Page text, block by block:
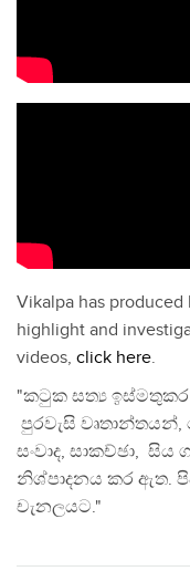
Vikalpa has
highlight and
videos, click here.
"කටුක සත්‍ය ඉස්මතුකර
පුරවැසි
සංවාද, සාකච්ඡා,
නිශ්පාදනය කර ඇත.
චැනලයට."